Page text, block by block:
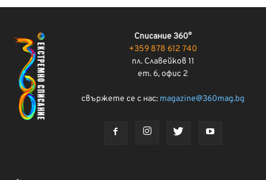
Списание 360°
+359 878 612 740
пл. Славейков 11
ет. 6, офис 2
свържете се с нас: magazine@360mag.bg